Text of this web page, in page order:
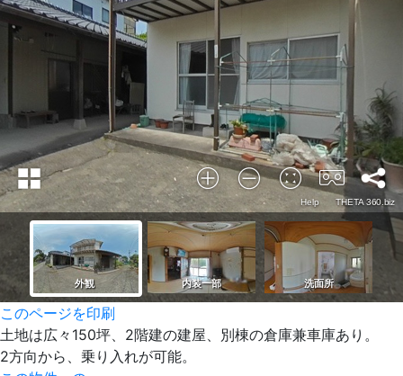
このページを印刷
土地は広々150坪、2階建の建屋、別棟の倉庫兼車庫あり。
2方向から、乗り入れが可能。